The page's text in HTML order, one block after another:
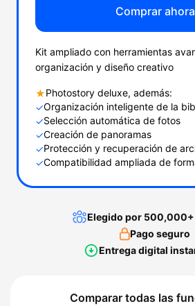
Comprar ahora
Kit ampliado con herramientas
organización y diseño creativo
★Photostory deluxe, además:
✓Organización inteligente de la
✓Selección automática de fotos
✓Creación de panoramas
✓Protección y recuperación de
✓Compatibilidad ampliada de
Elegido por
Pago seguro
Entrega digital
Comparar todas las